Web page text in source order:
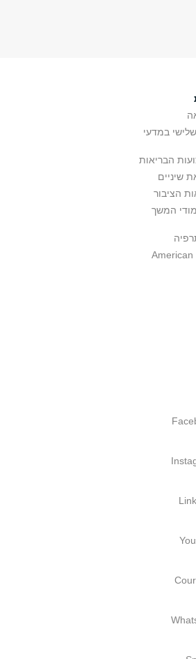
במדעי
הבריאות
שיניים
הציבור
המשך
American